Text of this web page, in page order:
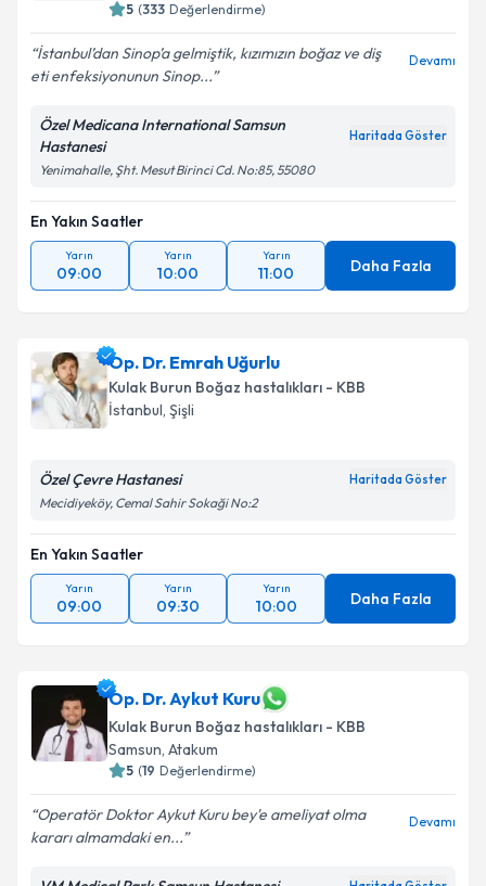
5 (333 Değerlendirme)
İstanbul’dan Sinop’a gelmiştik, kızımızın boğaz ve diş
eti enfeksiyonunun Sinop...
Devamı
Özel Medicana International Samsun
Hastanesi
Haritada Göster
Yenimahalle, Şht. Mesut Birinci Cd. No:85, 55080
En Yakın Saatler
Yarın
09:00
Yarın
10:00
Yarın
11:00 Daha Fazla
Op. Dr. Emrah Uğurlu
Kulak Burun Boğaz hastalıkları - KBB
İstanbul, Şişli
Özel Çevre Hastanesi Haritada Göster
Mecidiyeköy, Cemal Sahir Sokaği No:2
En Yakın Saatler
Yarın
09:00
Yarın
09:30
Yarın
10:00 Daha Fazla
Op. Dr. Aykut Kuru
Kulak Burun Boğaz hastalıkları - KBB
Samsun, Atakum
5 (19 Değerlendirme)
Operatör Doktor Aykut Kuru bey'e ameliyat olma
kararı almamdaki en...
Devamı